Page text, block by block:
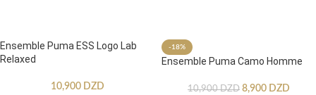
Ensemble Puma ESS Logo Lab
Relaxed
10,900 DZD
-18%
Ensemble Puma Camo Homme
10,900DZD 8,900 DZD